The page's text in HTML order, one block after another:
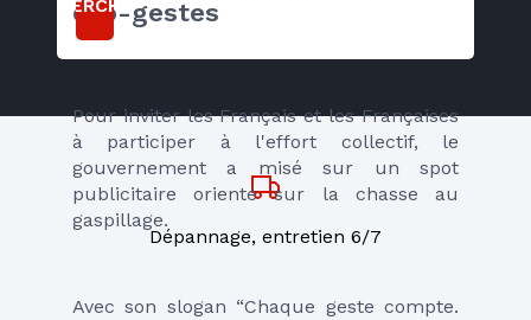
éco-gestes
Pour inviter les Français et les Françaises
à participer à l'effort collectif, le
gouvernement a misé sur un spot
publicitaire orienté sur la chasse au
gaspillage.
Avec son slogan “Chaque geste compte.
RECHERCHER
Dépannage, entretien 6/7